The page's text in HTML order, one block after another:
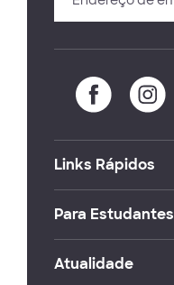
Links Rápidos
Para Estudantes
Atualidade